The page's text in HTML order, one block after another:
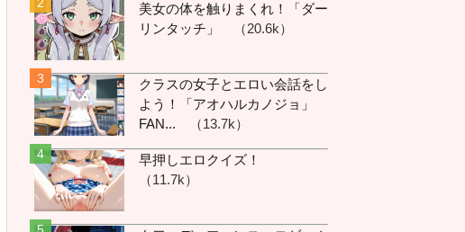
アリア : おはようございま
す
こ : わら猫さんいつのまに
かいるじゃん
こ :、、、、、
蓮 :76は大きいなぁ
す :いえいえ、こんにちは
ですよ？？？いまは早朝で
すので
こ :、
美女の体を触りまくれ！「ダー
リンタッチ」
（20.6k）
クラスの女子とエロい会話をし
よう！「アオハルカノジョ」
FAN... （13.7k）
早押しエロクイズ！
（11.7k）